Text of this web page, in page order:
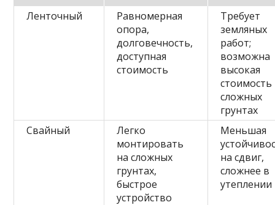
Ленточный
Равномерная
опора,
долговечность,
доступная
стоимость
Требует
земляных
работ;
возможна
высокая
стоимость
сложных
грунтах
Свайный
Легко
монтировать
на сложных
грунтах,
быстрое
устройство
Меньшая
на сдвиг,
сложнее в
утеплении